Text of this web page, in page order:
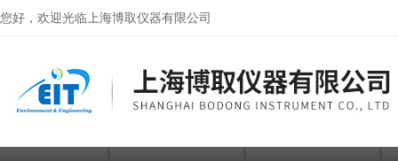
您好，欢迎光临上海博取仪器有限公司